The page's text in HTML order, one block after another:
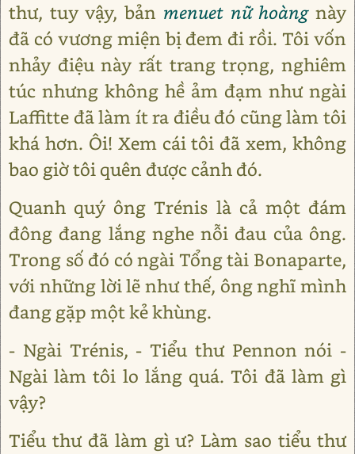
thư, tuy vậy, bản menuet nữ hoàngnày
đã có vương miện bị đem đi rồi. Tôi vốn
nhảy điệu này rất trang trọng, nghiêm
túc nhưng không hề ảm đạm như ngài
Laffitte đã làm ít ra điều đó cũng làm tôi
khá hơn. Ôi! Xem cái tôi đã xem, không
bao giờ tôi quên được cảnh đó.
Quanh quý ông Trénis là cả một đám
đông đang lắng nghe nỗi đau của ông.
Trong số đó có ngài Tổng tài Bonaparte,
với những lời lẽ như thế, ông nghĩ mình
đang gặp một kẻ khùng.
- Ngài Trénis, - Tiểu thư Pennon nói -
Ngài làm tôi lo lắng quá. Tôi đã làm gì
vậy?
Tiểu thư đã làm gì ư? Làm sao tiểu thư